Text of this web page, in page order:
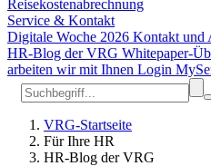
Reisekostenabrechnung
Service & Kontakt
Digitale Woche 2026 Kontakt und
HR-Blog der VRG Whitepaper-
arbeiten wir mit Ihnen Login
VRG-Startseite
Für Ihre HR
HR-Blog der VRG